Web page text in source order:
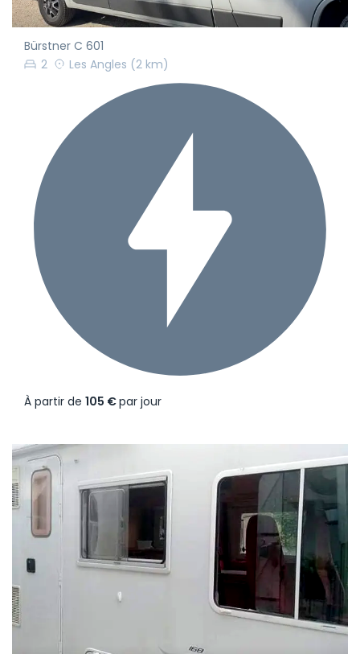
Bürstner C 601
2
Les Angles (2 km)
À partir de 105 €par jour